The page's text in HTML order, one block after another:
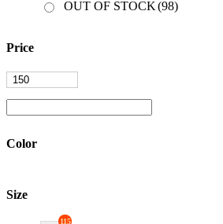
OUT OF STOCK(98)
Price
Color
Size
115